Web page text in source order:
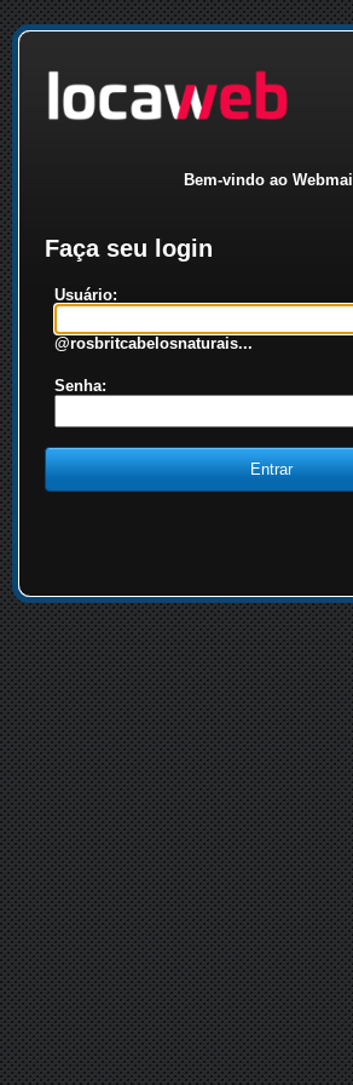
Bem-vindo ao Webmail
Faça seu login
Usuário:
@rosbritcabelosnaturais...
Senha: